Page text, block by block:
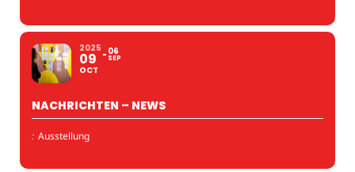
2025
09
OCT
06
SEP
NACHRICHTEN – NEWS
: Ausstellung